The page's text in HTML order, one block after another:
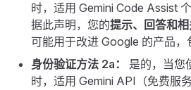
时，适用 Gemini Code Assist
据此声明，您的提示、回答和
可能用于改进 Google 的产品，
身份验证方法 2a：
是的，当您
时，适用 Gemini API（免费服